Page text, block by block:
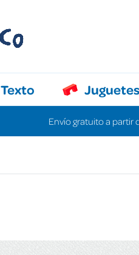
Texto Juguetes
Envío gratuito a partir